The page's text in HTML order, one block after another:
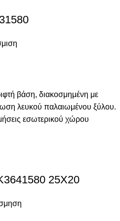
βάση, διακοσμημένη με
λευκού παλαιωμένου ξύλου.
εσωτερικού χώρου
25X20